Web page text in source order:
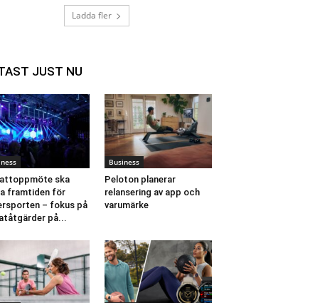
Ladda fler
JUST NU
ska
framtiden för
– fokus på
på...
Business
Peloton planerar
relansering av app och
varumärke